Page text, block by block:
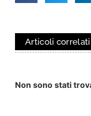
Articoli correlati
Non sono stati